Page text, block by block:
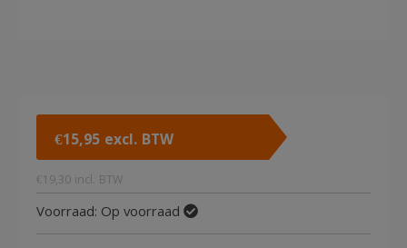
€15,95 excl. BTW
€ 19,30 incl. BTW
Voorraad: Op voorraad